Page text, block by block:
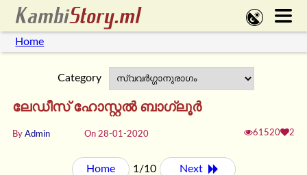
Home
Category
ലേഡീസ് ഹോസ്റ്റല്‍ ബാഗ്ലൂര്‍
By Admin On 28-01-2020 61520 2
Home 1/10 Next